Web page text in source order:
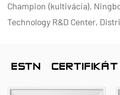
Champion (kultivácia),
Technology R&D Center,
2.
Špecializujeme sa na vývoj,
ČESTNÝ CERTIFIKÁT